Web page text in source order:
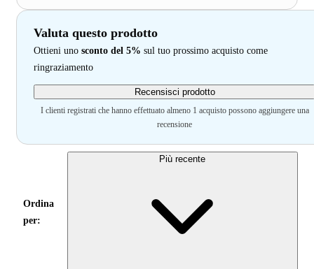
Valuta questo prodotto
Ottieni uno sconto del 5% sul tuo prossimo acquisto come
ringraziamento
Recensisci prodotto
I clienti registrati che hanno effettuato almeno 1 acquisto possono aggiungere una
recensione
Ordina
per:
Più recente